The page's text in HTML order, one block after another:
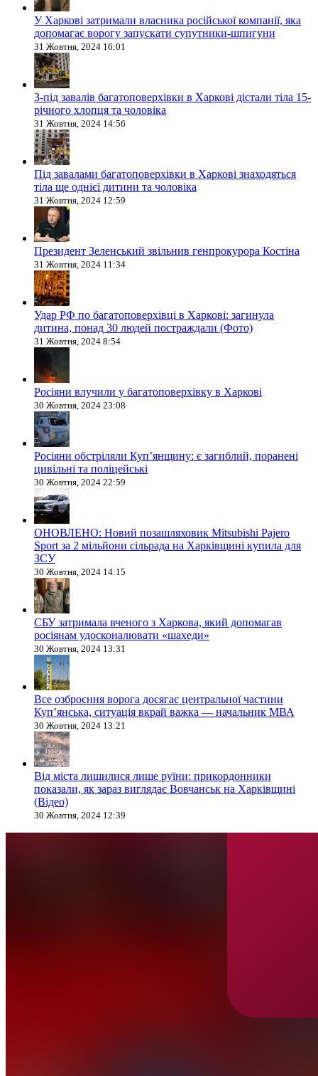
У Харкові затримали власника російської компанії, яка
допомагає ворогу запускати супутники-шпигуни
31 Жовтня, 2024 16:01
З-під завалів багатоповерхівки в Харкові дістали тіла 15-
річного хлопця та чоловіка
31 Жовтня, 2024 14:56
Під завалами багатоповерхівки в Харкові знаходяться
тіла ще однієї дитини та чоловіка
31 Жовтня, 2024 12:59
Президент Зеленський звільнив генпрокурора Костіна
31 Жовтня, 2024 11:34
Удар РФ по багатоповерхівці в Харкові: загинула
дитина, понад 30 людей постраждали (Фото)
31 Жовтня, 2024 8:54
Росіяни влучили у багатоповерхівку в Харкові
30 Жовтня, 2024 23:08
Росіяни обстріляли Купʼянщину: є загиблий, поранені
цивільні та поліцейські
30 Жовтня, 2024 22:59
ОНОВЛЕНО: Новий позашляховик Mitsubishi Pajero
Sport за 2 мільйони сільрада на Харківщині купила для
ЗСУ
30 Жовтня, 2024 14:15
СБУ затримала вченого з Харкова, який допомагав
росіянам удосконалювати «шахеди»
30 Жовтня, 2024 13:31
Все озброєння ворога досягає центральної частини
Куп’янська, ситуація вкрай важка — начальник МВА
30 Жовтня, 2024 13:21
Від міста лишилися лише руїни: прикордонники
показали, як зараз виглядає Вовчанськ на Харківщині
(Відео)
30 Жовтня, 2024 12:39